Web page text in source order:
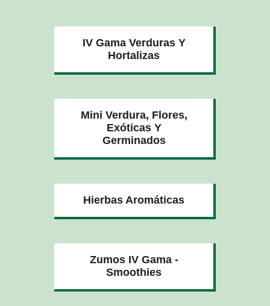
IV Gama Verduras Y
Hortalizas
Mini Verdura, Flores,
Exóticas Y
Germinados
Hierbas Aromáticas
Zumos IV Gama -
Smoothies